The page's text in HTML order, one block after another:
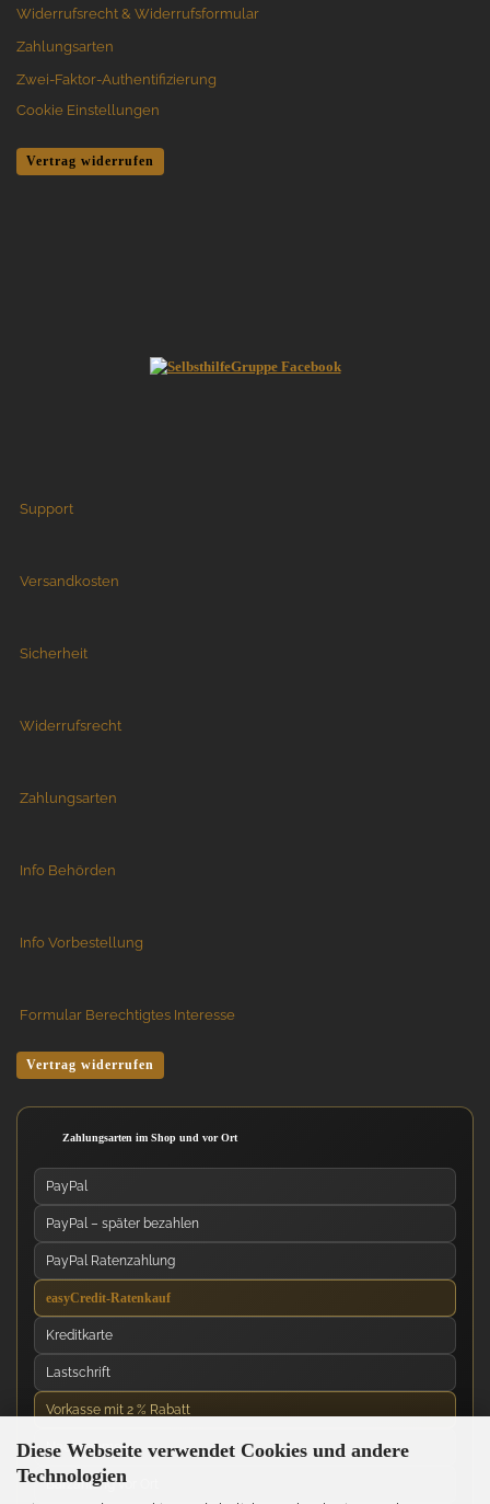
Diese Webseite verwendet Cookies und andere
Technologien
Widerrufsrecht & Widerrufsformular
Zahlungsarten
Zwei-Faktor-Authentifizierung
Cookie Einstellungen
Vertrag widerrufen
Support
Versandkosten
Sicherheit
Widerrufsrecht
Zahlungsarten
Info Behörden
Info Vorbestellung
Formular Berechtigtes Interesse
Vertrag widerrufen
Zahlungsarten im Shop und vor Ort
PayPal
PayPal – später bezahlen
PayPal Ratenzahlung
easyCredit-Ratenkauf
Kreditkarte
Lastschrift
Vorkasse mit 2 % Rabatt
Nachnahme
Barzahlung vor Ort